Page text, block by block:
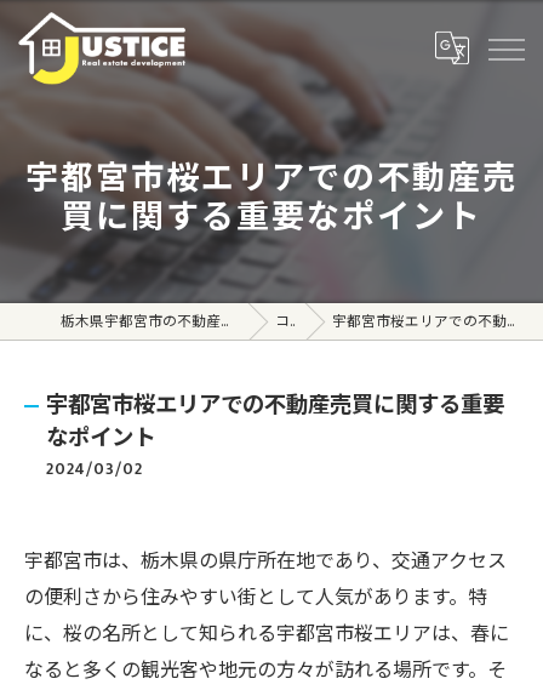
宇都宮市桜エリアでの不動産売
買に関する重要なポイント
栃木県宇都宮市の不動産売買なら株式会社ジャスティス コラム 宇都宮市桜エリアでの不動産売買に関する重要なポイント
宇都宮市桜エリアでの不動産売買に関する重要
なポイント
2024/03/02
宇都宮市は、栃木県の県庁所在地であり、交通アクセス
の便利さから住みやすい街として人気があります。特
に、桜の名所として知られる宇都宮市桜エリアは、春に
なると多くの観光客や地元の方々が訪れる場所です。そ